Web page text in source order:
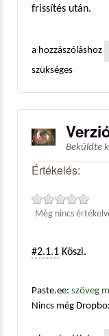
frissítés után.
a hozzászóláshoz
szükséges
Beküldte
Értékelés:
Még nincs
#2.1.1 Köszi.
Paste.ee: szöveg
Nincs még